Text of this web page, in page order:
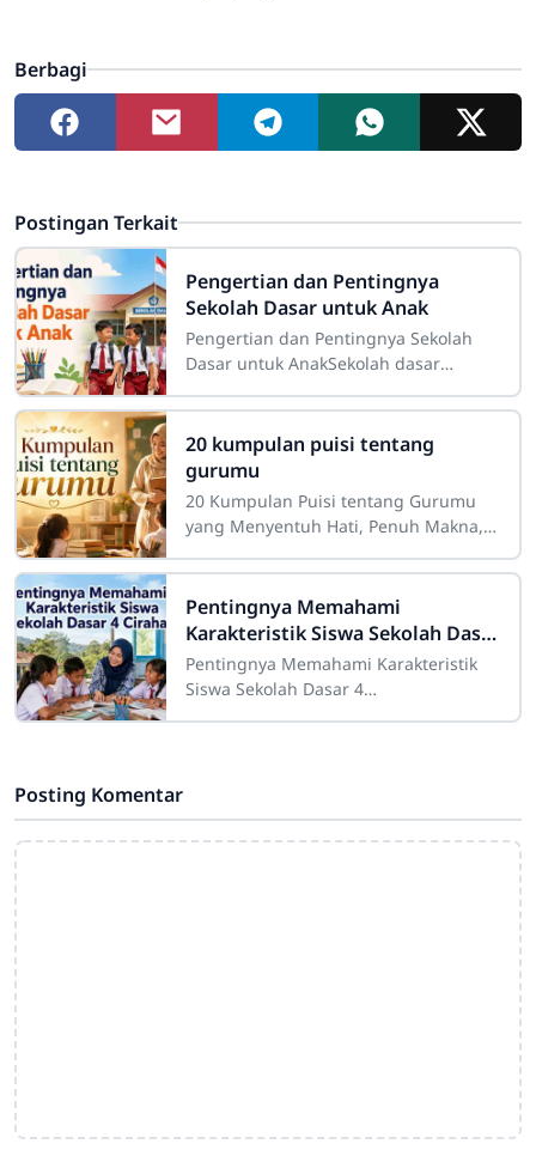
Berbagi
Postingan Terkait
Pengertian dan Pentingnya
Sekolah Dasar untuk Anak
Pengertian dan Pentingnya Sekolah
Dasar untuk AnakSekolah dasar
pendidikan yang memiliki peranan
sangat besar dalam
20 kumpulan puisi tentang
gurumu
20 Kumpulan Puisi tentang Gurumu
yang Menyentuh Hati, Penuh Makna,
yang memiliki tempat istimewa dalam
perjalanan
Pentingnya Memahami
Karakteristik Siswa Sekolah Dasar
4 Cirahab
Pentingnya Memahami Karakteristik
Siswa Sekolah Dasar 4
Posting Komentar